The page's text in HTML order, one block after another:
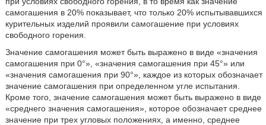
самогашения в 20% показывает, что только 20% испытывавшихся
курительных изделий проявили самогашение при условиях
свободного горения.
Значение самогашения может быть выражено в виде «значения
самогашения при 0°», «значения самогашения при 45°» или
«значения самогашения при 90°», каждое из которых обозначает
значение самогашения при определенном угле испытания.
Кроме того, значение самогашения может быть выражено в виде
«среднего значения самогашения», которое обозначает среднее
значение при трех угловых положениях, а именно, среднее